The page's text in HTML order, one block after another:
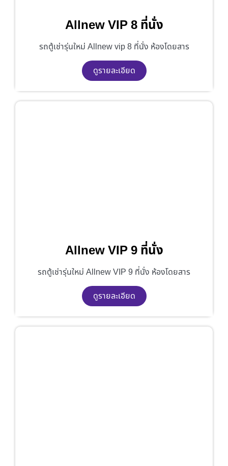
Allnew VIP 8 ที่นั่ง
รถตู้เช่ารุ่นใหม่ Allnew vip 8 ที่นั่ง ห้องโดยสาร
ดูรายละเอียด
Allnew VIP 9 ที่นั่ง
รถตู้เช่ารุ่นใหม่ Allnew VIP 9 ที่นั่ง ห้องโดยสาร
ดูรายละเอียด